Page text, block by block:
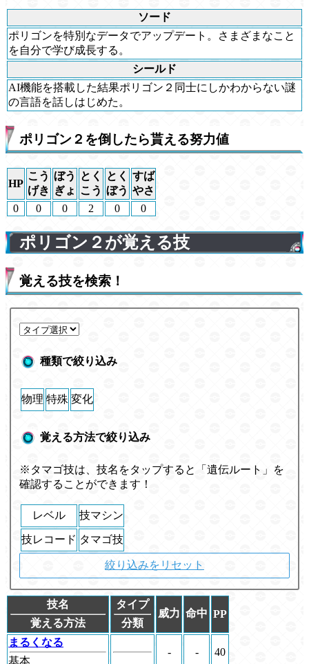
ソード
ポリゴンを特別なデータでアップデート。さまざまなこと
を自分で学び成長する。
シールド
AI機能を搭載した結果ポリゴン２同士にしかわからない謎
の言語を話しはじめた。
ポリゴン２を倒したら貰える努力値
HP
こう
げき
ぼう
ぎょ
とく
こう
とく
ぼう
すば
やさ
0
0 0 2 0 0
ポリゴン２が覚える技
覚える技を検索！
種類で絞り込み
物理 特殊 変化
覚える方法で絞り込み
※タマゴ技は、技名をタップすると「遺伝ルート」を
確認することができます！
レベル 技マシン
技レコード タマゴ技
絞り込みをリセット
技名
覚える方法
タイプ
分類
威力 命中 PP
まるくなる
基本
- - 40